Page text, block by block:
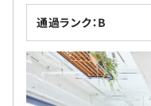
通過ランク：B